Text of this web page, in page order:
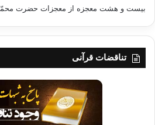
بیست و هشت معجزه از معجزات حضرت
تناقضات قرآنی